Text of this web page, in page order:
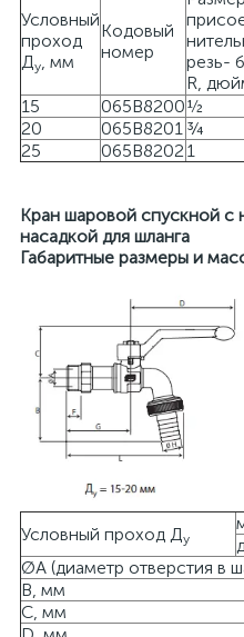
Условный
проход
Ду, мм
Кодовый
номер
резь-
R,
15
065B8200½
20
065B8201 ¾
25
065B82021
Кран шаровой спускной с
насадкой для шланга
Габаритные размеры и
Условный проход Ду
ØА (диаметр отверстия в
B, мм
С, мм